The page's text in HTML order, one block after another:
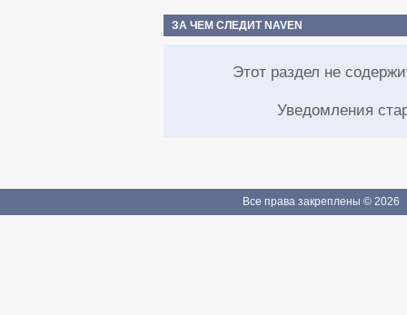
ЗА ЧЕМ СЛЕДИТ NAVEN
Этот раздел не
Уведомления
Все права закреплены © 2026